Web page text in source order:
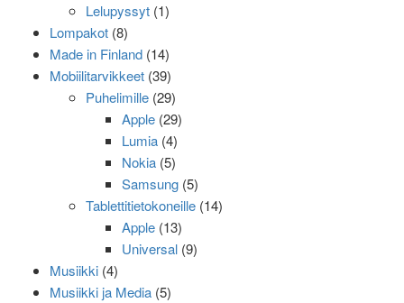
Lelupyssyt (1)
Lompakot (8)
Made in Finland (14)
Mobiilitarvikkeet (39)
Puhelimille (29)
Apple (29)
Lumia (4)
Nokia (5)
Samsung (5)
Tablettitietokoneille (14)
Apple (13)
Universal (9)
Musiikki (4)
Musiikki ja Media (5)